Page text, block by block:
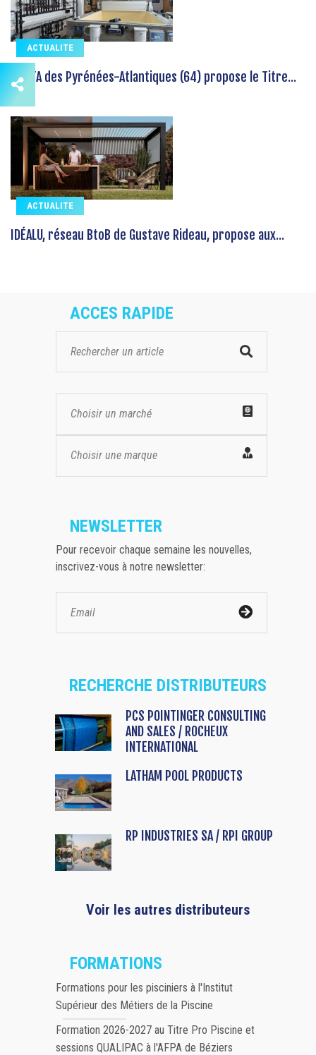
ACTUALITE
Le CFA des Pyrénées-Atlantiques (64) propose le Titre...
ACTUALITE
IDÉALU, réseau BtoB de Gustave Rideau, propose aux...
ACCES RAPIDE
Choisir un marché
Choisir une marque
NEWSLETTER
Pour recevoir chaque semaine les nouvelles,
inscrivez-vous à notre newsletter:
RECHERCHE DISTRIBUTEURS
PCS POINTINGER CONSULTING
AND SALES / ROCHEUX
INTERNATIONAL
LATHAM POOL PRODUCTS
RP INDUSTRIES SA / RPI GROUP
Voir les autres distributeurs
FORMATIONS
Formations pour les pisciniers à l'Institut
Supérieur des Métiers de la Piscine
Formation 2026-2027 au Titre Pro Piscine et
sessions QUALIPAC à l'AFPA de Béziers